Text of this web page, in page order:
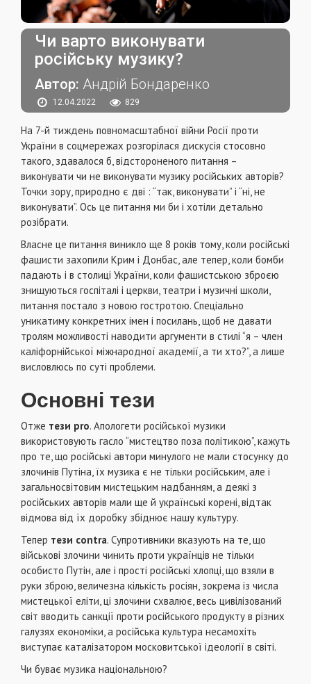
Чи варто виконувати
російську музику?
Автор: Андрій Бондаренко
12.04.2022 829
На 7-й тиждень повномасштабної війни Росії проти
України в соцмережах розгорілася дискусія стосовно
такого, здавалося б, відстороненого питання –
виконувати чи не виконувати музику російських авторів?
Точки зору, природно є дві : “так, виконувати” і “ні, не
виконувати”. Ось це питання ми би і хотіли детально
розібрати.
Власне це питання виникло ще 8 років тому, коли російські
фашисти захопили Крим і Донбас, але тепер, коли бомби
падають і в столиці України, коли фашистською зброєю
знищуються госпіталі і церкви, театри і музичні школи,
питання постало з новою гостротою. Спеціально
уникатиму конкретних імен і посилань, щоб не давати
тролям можливості наводити аргументи в стилі “я – член
каліфорнійської міжнародної академії, а ти хто?”, а лише
висловлюсь по суті проблеми.
Основні тези
Отже тези pro. Апологети російської музики
використовують гасло “мистецтво поза політикою”, кажуть
про те, що російські автори минулого не мали стосунку до
злочинів Путіна, їх музика є не тільки російським, але і
загальносвітовим мистецьким надбанням, а деякі з
російських авторів мали ще й українські корені, відтак
відмова від їх доробку збіднює нашу культуру.
Тепер тези contra. Супротивники вказують на те, що
військові злочини чинить проти українців не тільки
особисто Путін, але і прості російські хлопці, що взяли в
руки зброю, величезна кількість росіян, зокрема із числа
мистецької еліти, ці злочини схвалює, весь цивілізований
світ вводить санкції проти російського продукту в різних
галузях економіки, а російська культура несамохіть
виступає каталізатором московитської ідеології в світі.
Чи буває музика національною?